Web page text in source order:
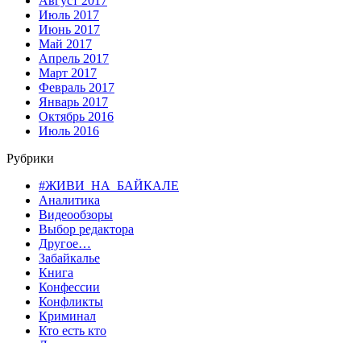
Июль 2017
Июнь 2017
Май 2017
Апрель 2017
Март 2017
Февраль 2017
Январь 2017
Октябрь 2016
Июль 2016
Рубрики
#ЖИВИ_НА_БАЙКАЛЕ
Аналитика
Видеообзоры
Выбор редактора
Другое…
Забайкалье
Книга
Конфессии
Конфликты
Криминал
Кто есть кто